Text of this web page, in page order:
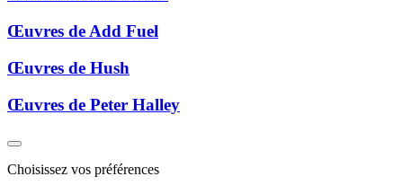
Œuvres de Add Fuel
Œuvres de Hush
Œuvres de Peter Halley
Choisissez vos préférences